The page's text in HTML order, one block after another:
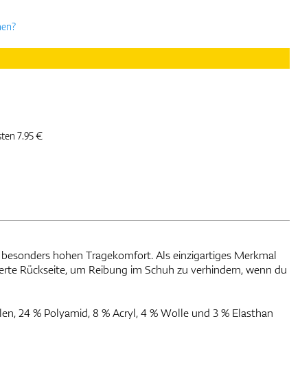
7.95 €
24 % Polyamid, 8 % Acryl, 4 % Wolle und 3 % Elasthan